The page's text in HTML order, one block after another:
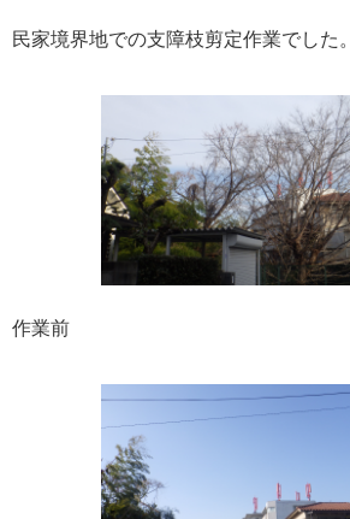
民家境界地での支障枝剪定作業でした。
作業前